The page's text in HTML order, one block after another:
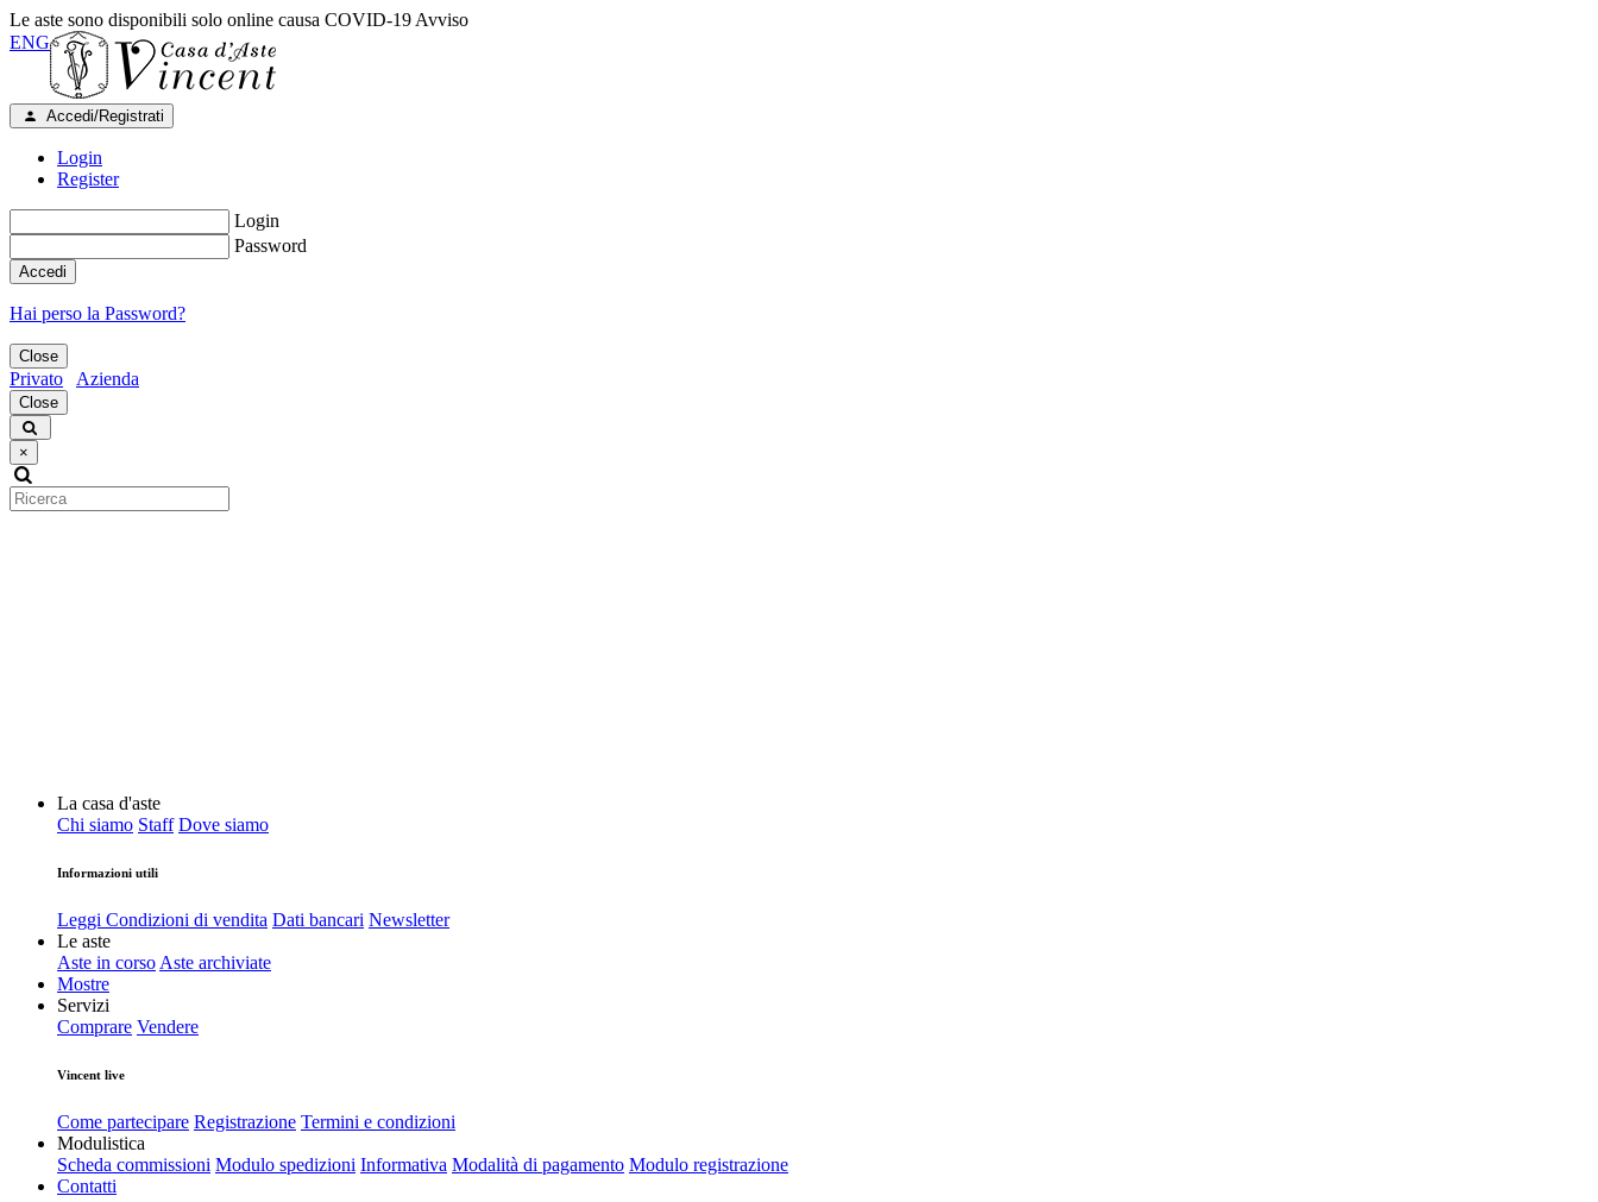
Le aste sono disponibili solo online causa COVID-19 Avviso
ENG
Accedi/Registrati
Login
Register
Login
Password
Accedi
Hai perso la Password?
Close
Privato Azienda
Close
×
La casa d'aste
Chi siamo Staff Dove siamo
Informazioni utili
Leggi Condizioni di vendita Dati bancari Newsletter
Le aste
Aste in corso Aste archiviate
Mostre
Servizi
Comprare Vendere
Vincent live
Come partecipare Registrazione Termini e condizioni
Modulistica
Scheda commissioni Modulo spedizioni Informativa Modalità di pagamento Modulo registrazione
Contatti